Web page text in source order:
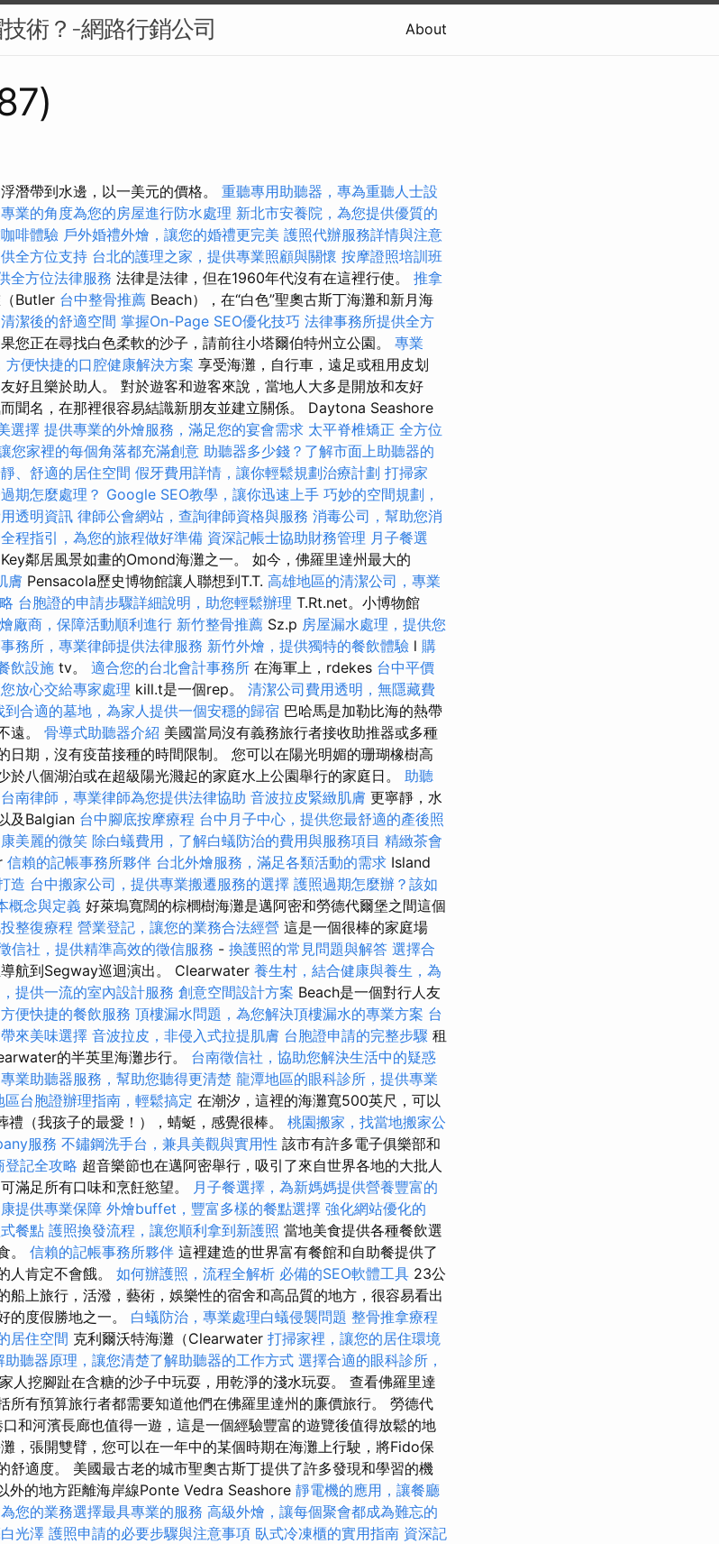
術？-網路行銷公司 About
潛帶到水邊，以一美元的價格。 重聽專用助聽器，專為重聽人士設
業的角度為您的房屋進行防水處理 新北市安養院，為您提供優質的
啡體驗 戶外婚禮外燴，讓您的婚禮更完美 護照代辦服務詳情與注意
全方位支持 台北的護理之家，提供專業照顧與關懷 按摩證照培訓班
全方位法律服務 法律是法律，但在1960年代沒有在這裡行使。 推拿
Butler 台中整骨推薦 Beach），在“白色”聖奧古斯丁海灘和新月海
潔後的舒適空間 掌握On-Page SEO優化技巧 法律事務所提供全方
您正在尋找白色柔軟的沙子，請前往小塔爾伯特州立公園。 專業
方便快捷的口腔健康解決方案 享受海灘，自行車，遠足或租用皮划
好且樂於助人。 對於遊客和遊客來說，當地人大多是開放和友好
聞名，在那裡很容易結識新朋友並建立關係。 Daytona Seashore
選擇 提供專業的外燴服務，滿足您的宴會需求 太平脊椎矯正 全方位
您家裡的每個角落都充滿創意 助聽器多少錢？了解市面上助聽器的
、舒適的居住空間 假牙費用詳情，讓你輕鬆規劃治療計劃 打掃家
期怎麼處理？ Google SEO教學，讓你迅速上手 巧妙的空間規劃，
透明資訊 律師公會網站，查詢律師資格與服務 消毒公司，幫助您消
程指引，為您的旅程做好準備 資深記帳士協助財務管理 月子餐選
Key鄰居風景如畫的Omond海灘之一。 如今，佛羅里達州最大的
膚 Pensacola歷史博物館讓人聯想到T.T. 高雄地區的清潔公司，專業
台胞證的申請步驟詳細說明，助您輕鬆辦理 T.Rt.net。小博物館
廠商，保障活動順利進行 新竹整骨推薦 Sz.p 房屋漏水處理，提供您
務所，專業律師提供法律服務 新竹外燴，提供獨特的餐飲體驗 l 購
飲設施 tv。 適合您的台北會計事務所 在海軍上，rdekes 台中平價
放心交給專家處理 kill.t是一個rep。 清潔公司費用透明，無隱藏費
到合適的墓地，為家人提供一個安穩的歸宿 巴哈馬是加勒比海的熱帶
遠。 骨導式助聽器介紹 美國當局沒有義務旅行者接收助推器或多種
日期，沒有疫苗接種的時間限制。 您可以在陽光明媚的珊瑚橡樹高
於八個湖泊或在超級陽光濺起的家庭水上公園舉行的家庭日。 助聽
台南律師，專業律師為您提供法律協助 音波拉皮緊緻肌膚 更寧靜，水
及Balgian 台中腳底按摩療程 台中月子中心，提供您最舒適的產後照
美麗的微笑 除白蟻費用，了解白蟻防治的費用與服務項目 精緻茶會
信賴的記帳事務所夥伴 台北外燴服務，滿足各類活動的需求 Island
造 台中搬家公司，提供專業搬遷服務的選擇 護照過期怎麼辦？該如
概念與定義 好萊塢寬闊的棕櫚樹海灘是邁阿密和勞德代爾堡之間這個
整復療程 營業登記，讓您的業務合法經營 這是一個很棒的家庭場
信社，提供精準高效的徵信服務 - 換護照的常見問題與解答 選擇合
航到Segway巡迴演出。 Clearwater 養生村，結合健康與養生，為
提供一流的室內設計服務 創意空間設計方案 Beach是一個對行人友
便快捷的餐飲服務 頂樓漏水問題，為您解決頂樓漏水的專業方案 台
來美味選擇 音波拉皮，非侵入式拉提肌膚 台胞證申請的完整步驟 租
的半英里海灘步行。 台南徵信社，協助您解決生活中的疑惑
專業助聽器服務，幫助您聽得更清楚 龍潭地區的眼科診所，提供專業
區台胞證辦理指南，輕鬆搞定 在潮汐，這裡的海灘寬500英尺，可以
（我孩子的最愛！），蜻蜓，感覺很棒。 桃園搬家，找當地搬家公
服務 不鏽鋼洗手台，兼具美觀與實用性 該市有許多電子俱樂部和
登記全攻略 超音樂節也在邁阿密舉行，吸引了來自世界各地的大批人
滿足所有口味和烹飪慾望。
月子餐選擇，為新媽媽提供營養豐富的
提供專業保障 外燴buffet，豐富多樣的餐點選擇 強化網站優化的
餐點 護照換發流程，讓您順利拿到新護照 當地美食提供各種餐飲選
。 信賴的記帳事務所夥伴 這裡建造的世界富有餐館和自助餐提供了
人肯定不會餓。 如何辦護照，流程全解析 必備的SEO軟體工具 23公
船上旅行，活潑，藝術，娛樂性的宿舍和高品質的地方，很容易看出
的度假勝地之一。 白蟻防治，專業處理白蟻侵襲問題 整骨推拿療程
居住空間 克利爾沃特海灘（Clearwater 打掃家裡，讓您的居住環境
助聽器原理，讓您清楚了解助聽器的工作方式 選擇合適的眼科診所，
人挖腳趾在含糖的沙子中玩耍，用乾淨的淺水玩耍。 查看佛羅里達
所有預算旅行者都需要知道他們在佛羅里達州的廉價旅行。 勞德代
和河濱長廊也值得一遊，這是一個經驗豐富的遊覽後值得放鬆的地
，張開雙臂，您可以在一年中的某個時期在海灘上行駛，將Fido保
舒適度。 美國最古老的城市聖奧古斯丁提供了許多發現和學習的機
的地方距離海岸線Ponte Vedra Seashore 靜電機的應用，讓餐廳
您的業務選擇最具專業的服務 高級外燴，讓每個聚會都成為難忘的
光澤 護照申請的必要步驟與注意事項 臥式冷凍櫃的實用指南 資深記